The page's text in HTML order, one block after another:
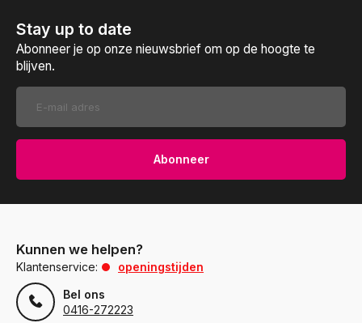
Stay up to date
Abonneer je op onze nieuwsbrief om op de hoogte te
blijven.
Abonneer
Kunnen we helpen?
Klantenservice:
openingstijden
Bel ons
0416-272223